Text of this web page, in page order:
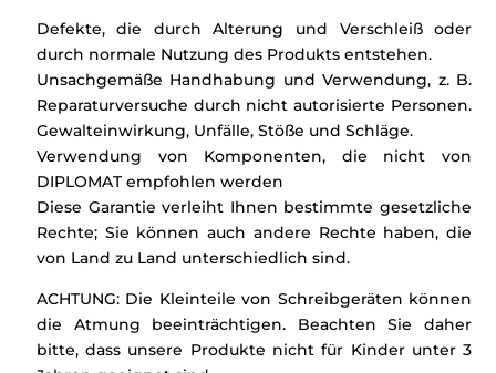
Defekte, die durch Alterung und Verschleiß oder
durch normale Nutzung des Produkts entstehen.
Unsachgemäße Handhabung und Verwendung, z. B.
Reparaturversuche durch nicht autorisierte Personen.
Gewalteinwirkung, Unfälle, Stöße und Schläge.
Verwendung von Komponenten, die nicht von
DIPLOMAT empfohlen werden
Diese Garantie verleiht Ihnen bestimmte gesetzliche
Rechte; Sie können auch andere Rechte haben, die
von Land zu Land unterschiedlich sind.
ACHTUNG: Die Kleinteile von Schreibgeräten können
die Atmung beeinträchtigen. Beachten Sie daher
bitte, dass unsere Produkte nicht für Kinder unter 3